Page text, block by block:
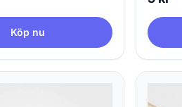
Köp nu